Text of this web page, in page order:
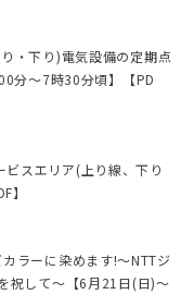
・下り)電気設備の定期点
分～7時30分頃】【PD
スエリア(上り線、下り
】
ラーに染めます!～NTTジ
祝して～【6月21日(日)～